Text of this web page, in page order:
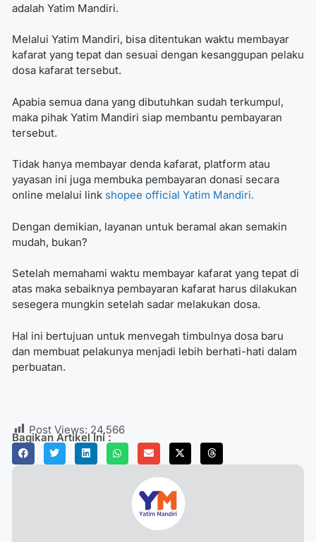
adalah Yatim Mandiri.
Melalui Yatim Mandiri, bisa ditentukan waktu membayar
kafarat yang tepat dan sesuai dengan kesanggupan pelaku
dosa kafarat tersebut.
Apabia semua dana yang dibutuhkan sudah terkumpul,
maka pihak Yatim Mandiri siap membantu pembayaran
tersebut.
Tidak hanya membayar denda kafarat, platform atau
yayasan ini juga membuka pembayaran donasi secara
online melalui link shopee official Yatim Mandiri.
Dengan demikian, layanan untuk beramal akan semakin
mudah, bukan?
Setelah memahami waktu membayar kafarat yang tepat di
atas maka sebaiknya pembayaran kafarat harus dilakukan
sesegera mungkin setelah sadar melakukan dosa.
Hal ini bertujuan untuk menvegah timbulnya dosa baru
dan membuat pelakunya menjadi lebih berhati-hati dalam
perbuatan.
Post Views: 24,566
Bagikan Artikel Ini :